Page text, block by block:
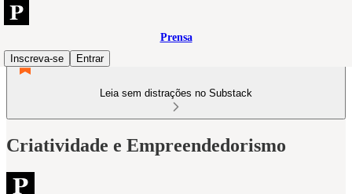
Prensa
Inscreva-se
Entrar
Leia sem distrações no Substack
Criatividade e Empreendedorismo